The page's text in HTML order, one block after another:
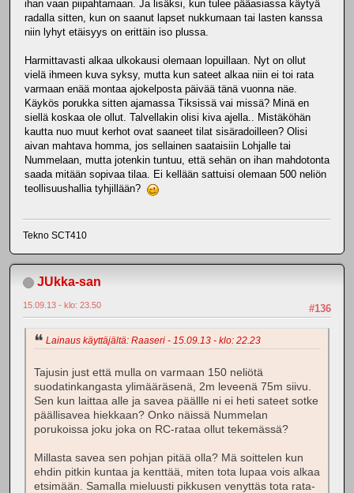
ihan vaan piipahtamaan. Ja lisäksi, kun tulee pääasiassa käytyä
radalla sitten, kun on saanut lapset nukkumaan tai lasten kanssa
niin lyhyt etäisyys on erittäin iso plussa.
Harmittavasti alkaa ulkokausi olemaan lopuillaan. Nyt on ollut
vielä ihmeen kuva syksy, mutta kun sateet alkaa niin ei toi rata
varmaan enää montaa ajokelposta päivää tänä vuonna näe.
Käykös porukka sitten ajamassa Tiksissä vai missä? Minä en
siellä koskaa ole ollut. Talvellakin olisi kiva ajella.. Mistäköhän
kautta nuo muut kerhot ovat saaneet tilat sisäradoilleen? Olisi
aivan mahtava homma, jos sellainen saataisiin Lohjalle tai
Nummelaan, mutta jotenkin tuntuu, että sehän on ihan mahdotonta
saada mitään sopivaa tilaa. Ei kellään sattuisi olemaan 500 neliön
teollisuushallia tyhjillään?
Tekno SCT410
JUkka-san
#136
15.09.13 - klo: 23.50
Lainaus käyttäjältä: Raaseri - 15.09.13 - klo: 22.23
Tajusin just että mulla on varmaan 150 neliötä
suodatinkangasta ylimääräsenä, 2m leveenä 75m siivu.
Sen kun laittaa alle ja savea päällle ni ei heti sateet sotke
päällisavea hiekkaan? Onko näissä Nummelan
porukoissa joku joka on RC-rataa ollut tekemässä?
Millasta savea sen pohjan pitää olla? Mä soittelen kun
ehdin pitkin kuntaa ja kenttää, miten tota lupaa vois alkaa
etsimään. Samalla mieluusti pikkusen venyttäs tota rata-